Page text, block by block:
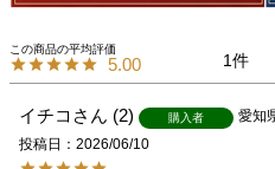
5.00 1
イチコ 2 購入者 愛知
投稿日
2026/06/10